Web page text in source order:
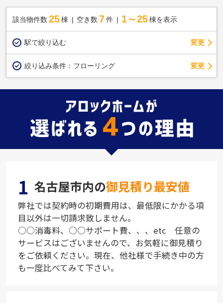
該当物件数 25棟 空き数 7 件 1～25 棟を表示
駅で絞り込む 変更
絞り込み条件： フローリング 変更
1 名古屋市内の御見積り最安値
弊社では契約時の初期費用は、最低限にかかる項
目以外は一切請求致しません。
○○消毒料、○○サポート費、、、etc 任意の
サービスはございませんので、お気軽に御見積り
をご依頼ください。現在、他社様で手続き中の方
も一度比べてみて下さい。